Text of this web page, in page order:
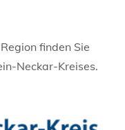
finden Sie
Neckar-Kreises.